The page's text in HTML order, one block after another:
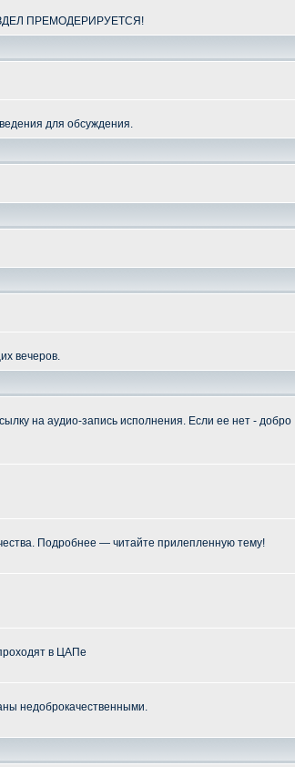
ПРЕМОДЕРИРУЕТСЯ!
для обсуждения.
вечеров.
на аудио-запись исполнения. Если ее нет - добро
Подробнее — читайте прилепленную тему!
в ЦАПе
недоброкачественными.